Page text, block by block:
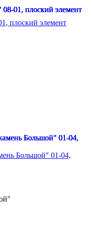
плоский элемент
Большой" 01-04,